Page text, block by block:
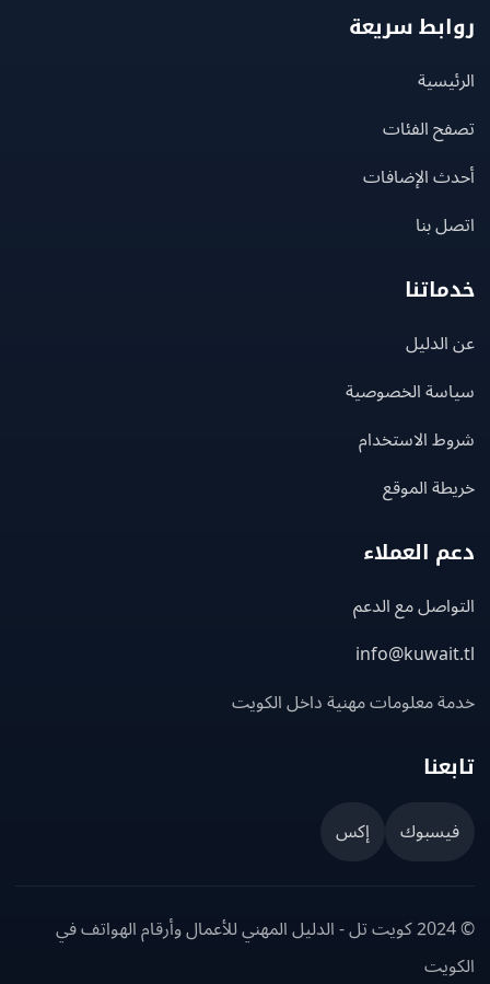
سريعة
الفئات
الإضافات
بنا
الخصوصية
الاستخدام
الموقع
العملاء
مع الدعم
معلومات مهنية داخل الكويت
إكس
© 2024 كويت تل - الدليل المهني للأعمال وأرقام الهواتف في